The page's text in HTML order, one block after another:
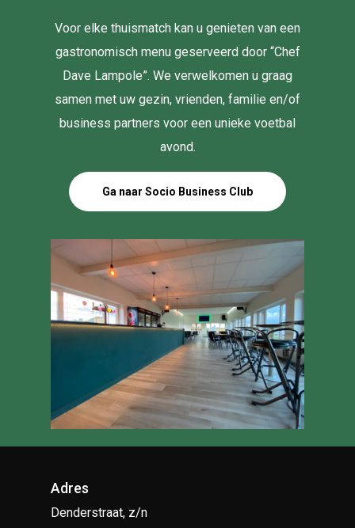
Voor elke thuismatch kan u genieten van een
gastronomisch menu geserveerd door “Chef
Dave Lampole”. We verwelkomen u graag
samen met uw gezin, vrienden, familie en/of
business partners voor een unieke voetbal
avond.
Ga naar Socio Business Club
Adres
Denderstraat, z/n